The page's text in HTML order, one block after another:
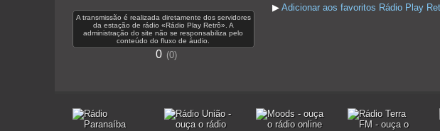
A transmissão é realizada diretamente dos servidores
da estação de rádio «Rádio Play Retrô». A
administração do site não se responsabiliza pelo
conteúdo do fluxo de áudio.
0 0
▶ Adicionar aos favoritos Rádio Play